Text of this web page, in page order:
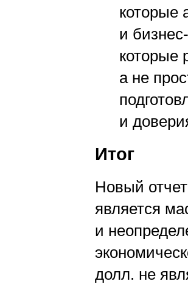
которые
и
которые
а не
и
Итог
Новый
является
и
долл. не